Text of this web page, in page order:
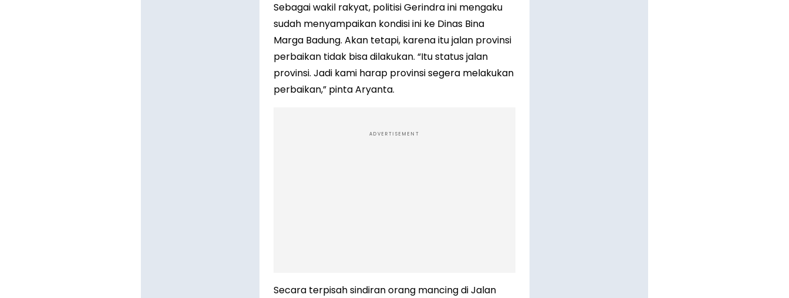
Sebagai wakil rakyat, politisi Gerindra ini mengaku
sudah menyampaikan kondisi ini ke Dinas Bina
Marga Badung. Akan tetapi, karena itu jalan provinsi
perbaikan tidak bisa dilakukan. “Itu status jalan
provinsi. Jadi kami harap provinsi segera melakukan
perbaikan,” pinta Aryanta.
ADVERTISEMENT
Secara terpisah sindiran orang mancing di Jalan